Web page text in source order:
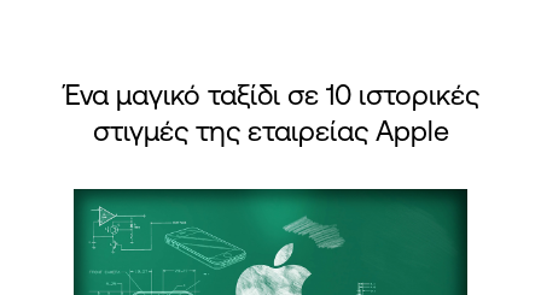
Ένα μαγικό ταξίδι σε 10 ιστορικές
στιγμές της εταιρείας Apple